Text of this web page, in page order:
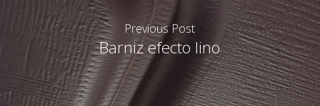
Previous Post
Barniz efecto lino